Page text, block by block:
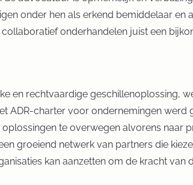
onder hen als erkend bemiddelaar
onderhandelen juist een
en rechtvaardige geschillenoplossing,
ADR-charter voor ondernemingen
te overwegen alvorens
groeiend netwerk van partners die
kan aanzetten om de kracht van